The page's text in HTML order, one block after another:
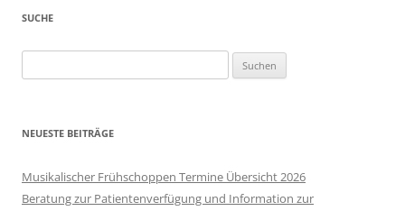
SUCHE
nach:
NEUESTE BEITRÄGE
Musikalischer Frühschoppen Termine Übersicht 2026
Beratung zur Patientenverfügung und Information zur